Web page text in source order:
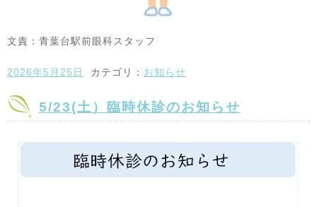
文責：青葉台駅前眼科スタッフ
2026年5月25日 カテゴリ： お知らせ
5/23(土）臨時休診のお知らせ